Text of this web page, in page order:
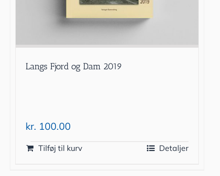
Langs Fjord og Dam 2019
kr. 100.00
Tilføj til kurv Detaljer